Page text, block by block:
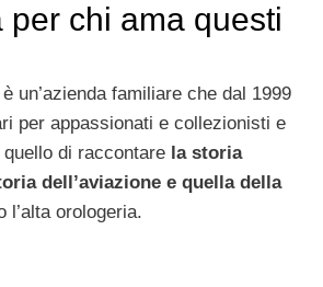
per chi ama questi
è un’azienda familiare che dal 1999
per appassionati e collezionisti e
di raccontare la storia
dell’aviazione e quella della
orologeria.